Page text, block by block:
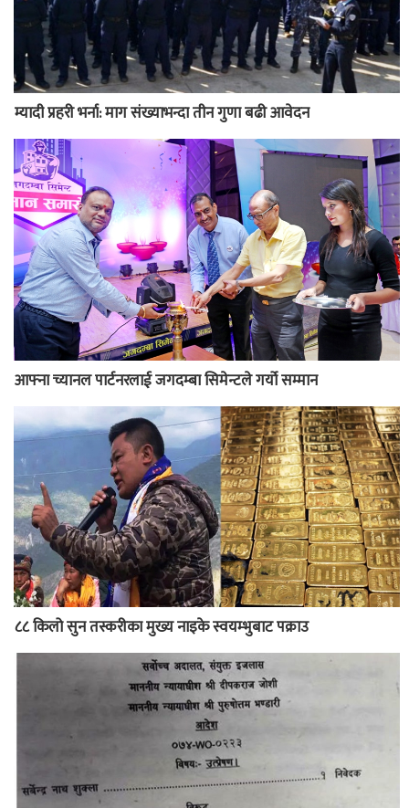
म्यादी प्रहरी भर्ना: माग संख्याभन्दा तीन गुणा बढी आवेदन
आफ्ना च्यानल पार्टनरलाई जगदम्बा सिमेन्टले गर्यो सम्मान
८८ किलो सुन तस्करीका मुख्य नाइके स्वयम्भुबाट पक्राउ